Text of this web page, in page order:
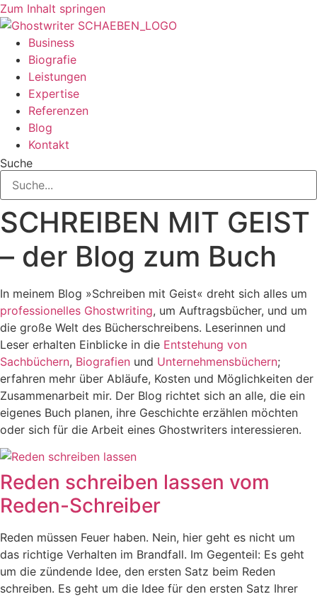
Zum Inhalt springen
Business
Biografie
Leistungen
Expertise
Referenzen
Blog
Kontakt
Suche
SCHREIBEN MIT GEIST
– der Blog zum Buch
In meinem Blog »Schreiben mit Geist« dreht sich alles um
professionelles Ghostwriting, um Auftragsbücher, und um
die große Welt des Bücherschreibens. Leserinnen und
Leser erhalten Einblicke in die Entstehung von
Sachbüchern, Biografien und Unternehmensbüchern;
erfahren mehr über Abläufe, Kosten und Möglichkeiten der
Zusammenarbeit mir. Der Blog richtet sich an alle, die ein
eigenes Buch planen, ihre Geschichte erzählen möchten
oder sich für die Arbeit eines Ghostwriters interessieren.
Reden schreiben lassen vom
Reden-Schreiber
Reden müssen Feuer haben. Nein, hier geht es nicht um
das richtige Verhalten im Brandfall. Im Gegenteil: Es geht
um die zündende Idee, den ersten Satz beim Reden
schreiben. Es geht um die Idee für den ersten Satz Ihrer